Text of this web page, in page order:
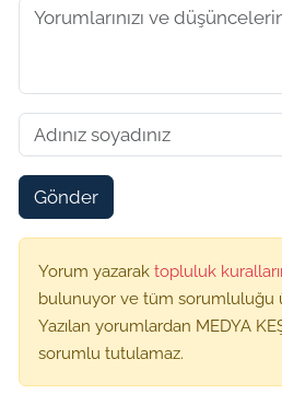
Gönder
Yorum yazarak topluluk
bulunuyor ve tüm sorumluluğu
Yazılan yorumlardan MEDYA
sorumlu tutulamaz.